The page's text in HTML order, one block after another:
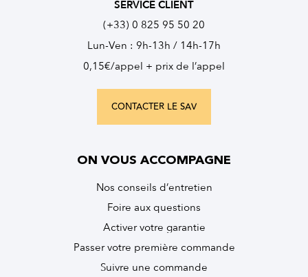
SERVICE CLIENT
(+33) 0 825 95 50 20
Lun-Ven : 9h-13h / 14h-17h
0,15€/appel + prix de l’appel
CONTACTER LE SAV
ON VOUS ACCOMPAGNE
Nos conseils d’entretien
Foire aux questions
Activer votre garantie
Passer votre première commande
Suivre une commande